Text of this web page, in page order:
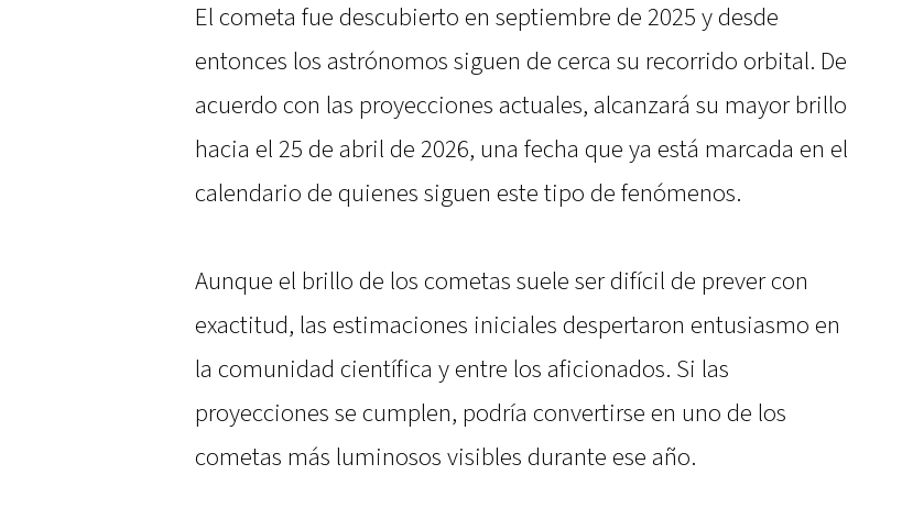
El cometa fue descubierto en septiembre de 2025 y desde
entonces los astrónomos siguen de cerca su recorrido orbital. De
acuerdo con las proyecciones actuales, alcanzará su mayor brillo
hacia el 25 de abril de 2026, una fecha que ya está marcada en el
calendario de quienes siguen este tipo de fenómenos.
Aunque el brillo de los cometas suele ser difícil de prever con
exactitud, las estimaciones iniciales despertaron entusiasmo en
la comunidad científica y entre los aficionados. Si las
proyecciones se cumplen, podría convertirse en uno de los
cometas más luminosos visibles durante ese año.